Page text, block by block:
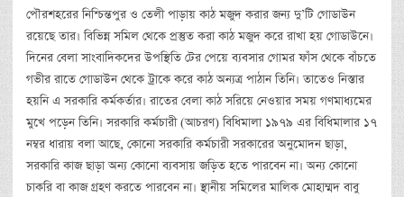
পৌরশহরের নিশ্চিন্তপুর ও তেলী পাড়ায় কাঠ মজুদ করার জন্য দু’টি গোডাউন
রয়েছে তার। বিভিন্ন সমিল থেকে প্রস্তুত করা কাঠ মজুদ করে রাখা হয় গোডাউনে।
দিনের বেলা সাংবাদিকদের উপস্থিতি টের পেয়ে ব্যবসার গোমর ফাঁস থেকে বাঁচতে
গভীর রাতে গোডাউন থেকে ট্রাকে করে কাঠ অন্যত্র পাঠান তিনি। তাতেও নিস্তার
হয়নি এ সরকারি কর্মকর্তার। রাতের বেলা কাঠ সরিয়ে নেওয়ার সময় গণমাধ্যমের
মুখে পড়েন তিনি। সরকারি কর্মচারী (আচরণ) বিধিমালা ১৯৭৯ এর বিধিমালার ১৭
নম্বর ধারায় বলা আছে, কোনো সরকারি কর্মচারী সরকারের অনুমোদন ছাড়া,
সরকারি কাজ ছাড়া অন্য কোনো ব্যবসায় জড়িত হতে পারবেন না। অন্য কোনো
চাকরি বা কাজ গ্রহণ করতে পারবেন না। স্থানীয় সমিলের মালিক মোহাম্মদ বাবু